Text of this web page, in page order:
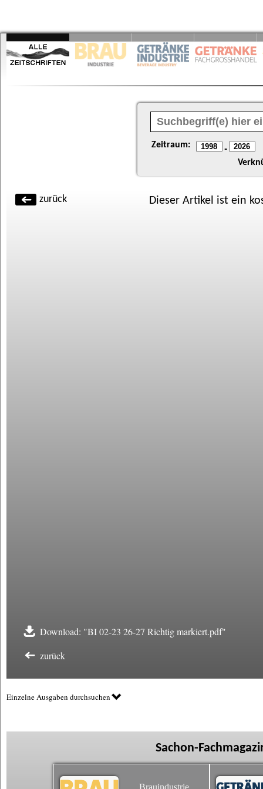
Zeitraum: -
zurück Dieser Artikel ist ein
Download: "BI 02-23 26-27 Richtig markiert.pdf"
zurück
Einzelne Ausgaben durchsuchen
Sachon-
Brauindustrie